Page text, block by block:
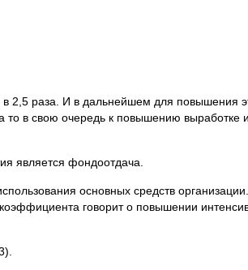
2,5 раза. И в дальнейшем для повышения
в свою очередь к повышению выработке
является фондоотдача.
основных средств
говорит о повышении